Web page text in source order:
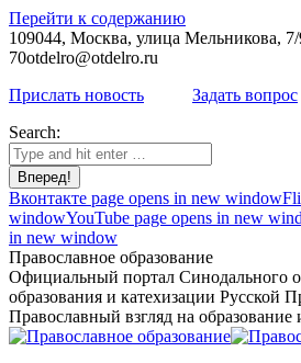
Перейти к содержанию
109044, Москва, улица Мельникова, 7/
70otdelro@otdelro.ru
Прислать новость
Задать вопрос
Search:
Вконтакте page opens in new window
windowYouTube page opens in new
in new window
Православное образование
Официальный портал Синодального
образования и катехизации Русской
Православный взгляд на образование